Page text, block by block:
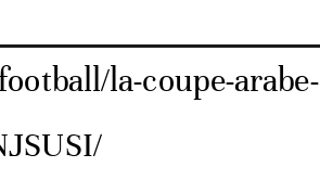
la-coupe-arabe-